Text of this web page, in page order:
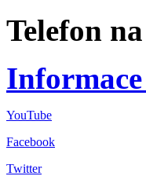
Telefon
YouTube
Facebook
Twitter